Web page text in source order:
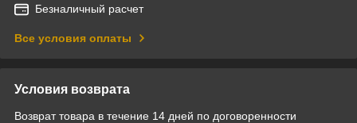
Безналичный расчет
Все условия оплаты
Условия возврата
Возврат товара в течение 14 дней по договоренности